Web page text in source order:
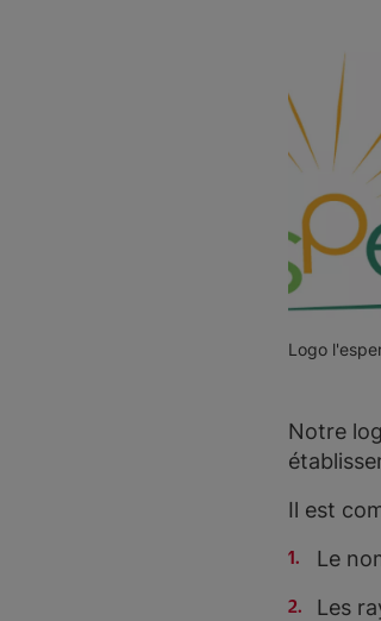
Logo
Notre
Il est
Le
Les